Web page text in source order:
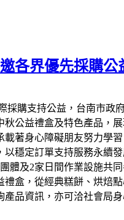
各界優先採購公
採購支持公益，台南市
公益禮盒及特色產品，
著身心障礙朋友努力學
穩定訂單支持服務永續
體及2家日間作業設施共
盒，從經典糕餅、烘焙
品資訊，亦可洽社會局